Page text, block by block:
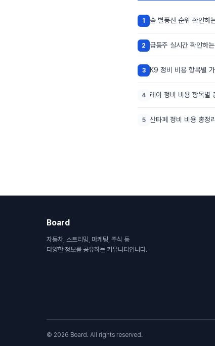
1 숲 별풍선 순위 확인하
2 급등주 실시간 확인하
3 K9 정비 비용 항목별
4 레이 정비 비용 항목별
5 산타페 정비 비용 총정
Board
자동차, 스트리밍, 마케팅, 주식 등
다양한 정보를 공유하는 커뮤니티입니다.
© 2026 Board. All rights reserved.